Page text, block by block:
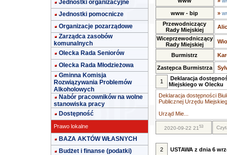
Jednostki organizacyjne
Jednostki pomocnicze
Organizacje pozarządowe
Zarządca zasobów
komunalnych
Olecka Rada Seniorów
Olecka Rada Młodzieżowa
Gminna Komisja
Rozwiązywania Problemów
Alkoholowych
Nabór pracowników na wolne
stanowiska pracy
Dostępność
Prawo lokalne
BAZA AKTÓW WŁASNYCH
Budżet i finanse (podatki)
www - bip »
Przewodniczący
Rady Miejskiej
Wiceprzewodniczący
Rady Miejskiej
Burmistrz
Zastępca Burmistrza
1
Deklaracja
Miejskiego w Olecku
Deklaracja dostępności
Publicznej Urzędu
Urząd Mie...
2020-09-22 2153
2 USTAWA z dnia 6